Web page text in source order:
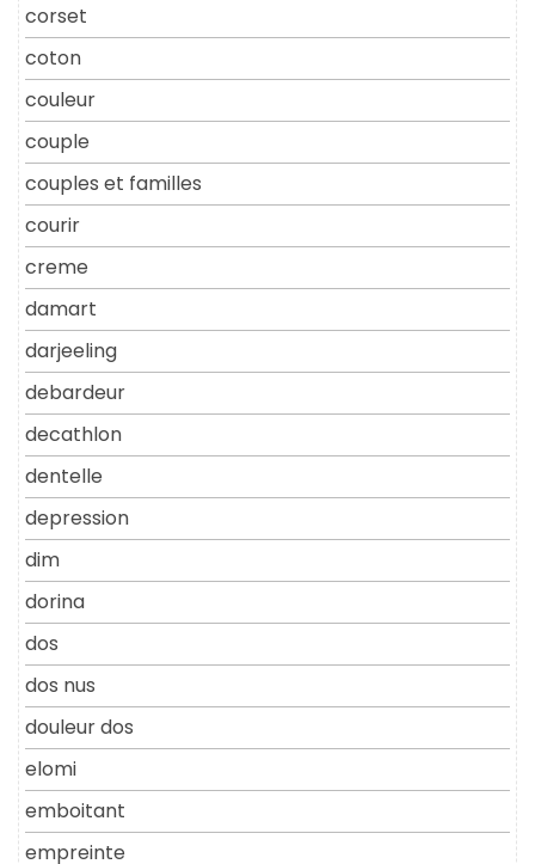
corset
coton
couleur
couple
couples et familles
courir
creme
damart
darjeeling
debardeur
decathlon
dentelle
depression
dim
dorina
dos
dos nus
douleur dos
elomi
emboitant
empreinte